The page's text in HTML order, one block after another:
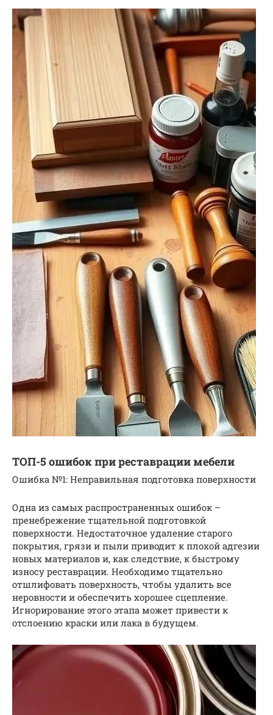
ТОП-5 ошибок при реставрации мебели
Ошибка №1: Неправильная подготовка поверхности
Одна из самых распространенных ошибок –
пренебрежение тщательной подготовкой
поверхности. Недостаточное удаление старого
покрытия, грязи и пыли приводит к плохой адгезии
новых материалов и, как следствие, к быстрому
износу реставрации. Необходимо тщательно
отшлифовать поверхность, чтобы удалить все
неровности и обеспечить хорошее сцепление.
Игнорирование этого этапа может привести к
отслоению краски или лака в будущем.